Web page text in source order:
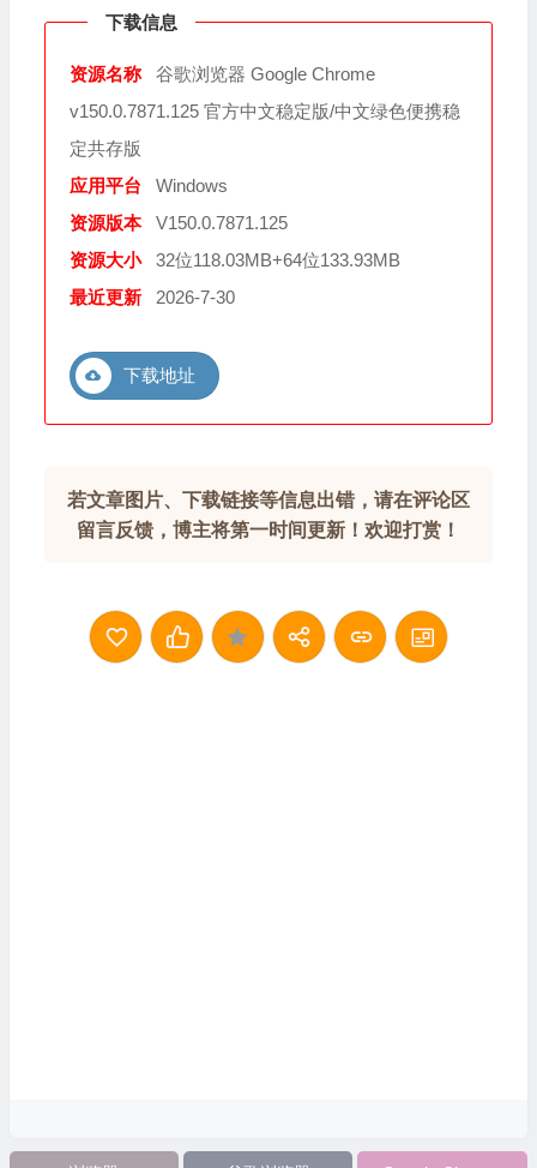
下载信息
资源名称
谷歌浏览器 Google Chrome
v150.0.7871.125 官方中文稳定版/中文绿色便携稳
定共存版
应用平台
Windows
资源版本
V150.0.7871.125
资源大小
32位118.03MB+64位133.93MB
最近更新
2026-7-30
下载地址
若文章图片、下载链接等信息出错，请在评论区
留言反馈，博主将第一时间更新！欢迎打赏！